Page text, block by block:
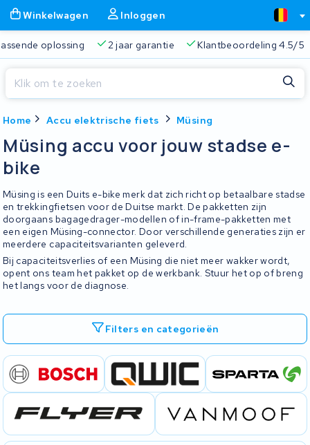
Winkelwagen Inloggen
oplossing 2 jaar garantie Klantbeoordeling 4.5/5
Home Accu elektrische fiets Müsing
Müsing accu voor jouw stadse e-
bike
Müsing is een Duits e-bike merk dat zich richt op betaalbare stadse
en trekkingfietsen voor de Duitse markt. De pakketten zijn
doorgaans bagagedrager-modellen of in-frame-pakketten met
een eigen Müsing-connector. Door verschillende generaties zijn er
meerdere capaciteitsvarianten geleverd.
Bij capaciteitsverlies of een Müsing die niet meer wakker wordt,
opent ons team het pakket op de werkbank. Stuur het op of breng
het langs voor de diagnose.
Filters en categorieën
Gratis verzending Altijd een passende oplossing
Sluiten
Begin te typen in de zoekbalk om te zoeken